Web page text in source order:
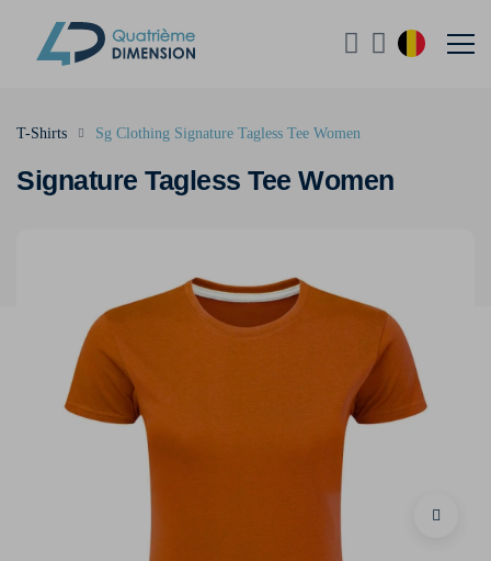
Signature Tagless Tee Women
T-Shirts Sg Clothing Signature Tagless Tee Women